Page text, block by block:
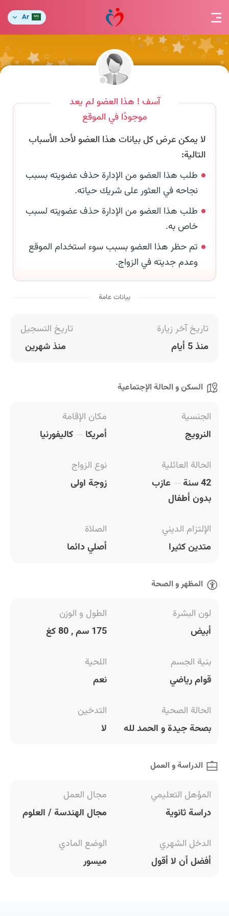
Ar
آسف ! هذا العضو لم يعد
موجودًا في الموقع
لا يمكن عرض كل بيانات هذا العضو لأحد الأسباب
التالية:
طلب هذا العضو من الإدارة حذف عضويته بسبب
نجاحه في العثور على شريك حياته.
طلب هذا العضو من الإدارة حذف عضويته لسبب
خاص به.
تم حظر هذا العضو بسبب سوء استخدام الموقع
وعدم جديته في الزواج.
بيانات عامة
تاريخ آخر زيارة
منذ 5 أيام
تاريخ التسجيل
منذ شهرين
السكن و الحالة الإجتماعية
الجنسية
النرويج
مكان الإقامة
أمريكا
كاليفورنيا
الحالة العائلية
42 سنة
عازب
بدون أطفال
نوع الزواج
زوجة اولى
الإلتزام الديني
متدين كثيرا
الصلاة
أصلي دائما
المظهر و الصحة
لون البشرة
أبيض
الطول و الوزن
175 سم , 80 كغ
بنية الجسم
قوام رياضي
اللحية
نعم
الحالة الصحية
بصحة جيدة و الحمد لله
التدخين
لا
الدراسة و العمل
المؤهل التعليمي
دراسة ثانوية
مجال العمل
مجال الهندسة / العلوم
الدخل الشهري
أفضل أن لا أقول
الوضع المادي
ميسور